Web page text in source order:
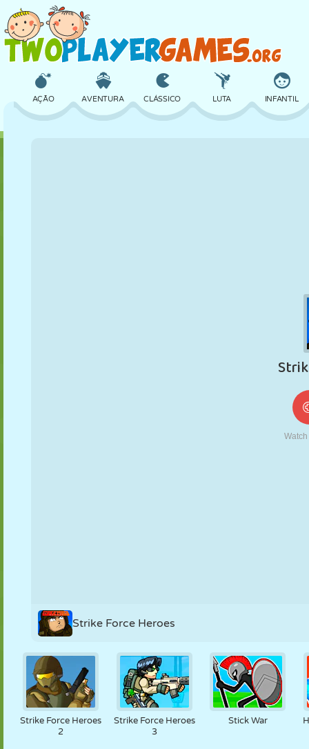
AÇÃO AVENTURA CLÁSSICO LUTA INFANTIL
Strike Force Heroes
Strike Force Heroes
2
Strike Force Heroes
3
Stick War